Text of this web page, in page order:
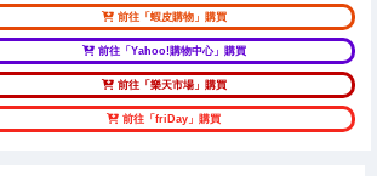
前往「蝦皮購物」購買
前往「Yahoo!購物中心」購買
前往「樂天市場」購買
前往「friDay」購買